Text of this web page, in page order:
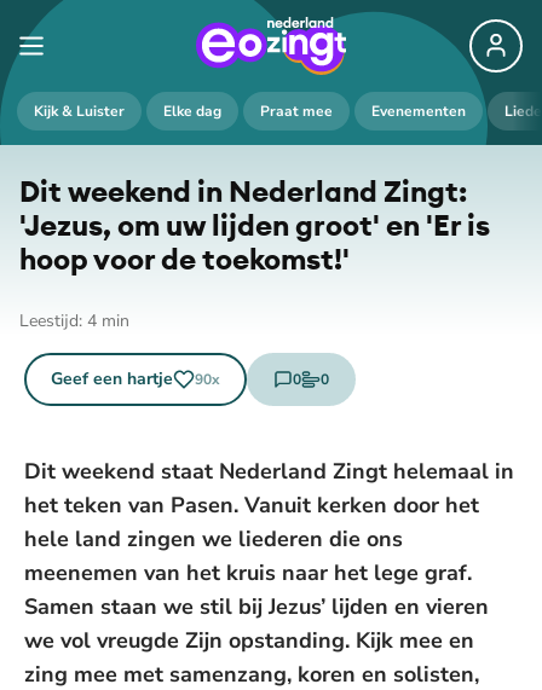
Kijk & Luister Elke dag Praat mee Evenementen
Dit weekend in Nederland Zingt:
'Jezus, om uw lijden groot' en 'Er is
hoop voor de toekomst!'
Leestijd: 4 min
Geef een hartje 90x 0
reacties
0
stemmen
Dit weekend staat Nederland Zingt helemaal in
het teken van Pasen. Vanuit kerken door het
hele land zingen we liederen die ons
meenemen van het kruis naar het lege graf.
Samen staan we stil bij Jezus’ lijden en vieren
we vol vreugde Zijn opstanding. Kijk mee en
zing mee met samenzang, koren en solisten,